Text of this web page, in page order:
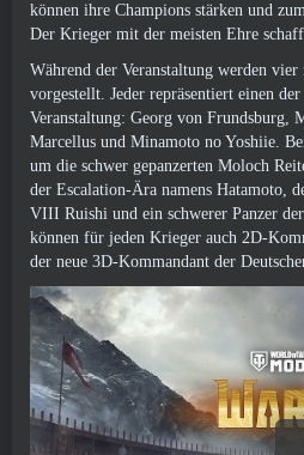
können ihre Champions stärken und
Der Krieger mit der meisten Ehre
Während der Veranstaltung werden vier
vorgestellt. Jeder repräsentiert einen
Veranstaltung: Georg von Frundsburg,
Marcellus und Minamoto no Yoshiie.
um die schwer gepanzerten Moloch
der Escalation-Ära namens Hatamoto,
VIII Ruishi und ein schwerer Panzer
können für jeden Krieger auch 2D-
der neue 3D-Kommandant der